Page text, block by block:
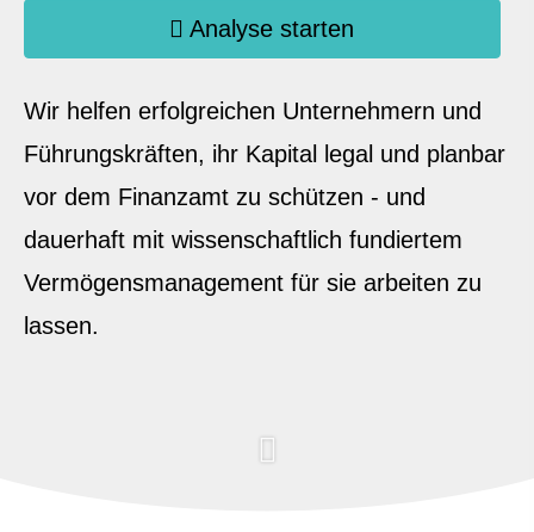
Analyse starten
Wir helfen erfolgreichen Unternehmern und
Führungskräften, ihr Kapital legal und planbar
vor dem Finanzamt zu schützen - und
dauerhaft mit wissenschaftlich fundiertem
Vermögensmanagement für sie arbeiten zu
lassen.